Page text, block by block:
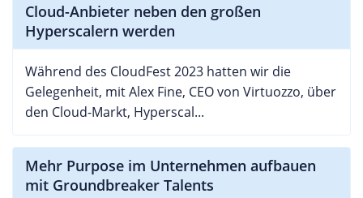
Cloud-Anbieter neben den großen
Hyperscalern werden
Während des CloudFest 2023 hatten wir die
Gelegenheit, mit Alex Fine, CEO von Virtuozzo, über
den Cloud-Markt, Hyperscal...
Mehr Purpose im Unternehmen aufbauen
mit Groundbreaker Talents